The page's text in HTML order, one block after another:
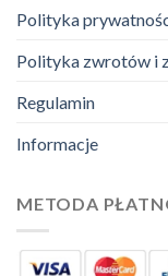
Polityka
Polityka zwrotów i
Regulamin
Informacje
METODA